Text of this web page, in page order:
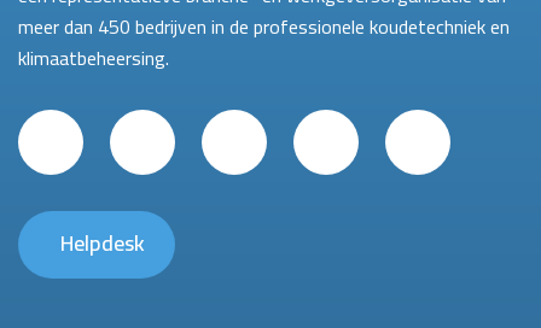
meer dan 450 bedrijven in de professionele koudetechniek en
klimaatbeheersing.
Helpdesk